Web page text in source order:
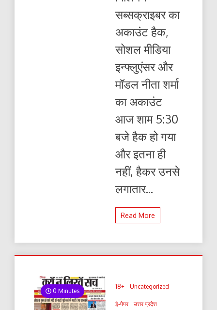
सब्सक्राइबर का
अकाउंट हैक,
सोशल मीडिया
इन्फ्लुएंसर और
मॉडल नीता शर्मा
का अकाउंट
आज शाम 5:30
बजे हैक हो गया
और इतना ही
नहीं, हैकर उनसे
लगातार...
Read More
0 Minutes
18+ Uncategorized
ई-पेपर उत्तर प्रदेश